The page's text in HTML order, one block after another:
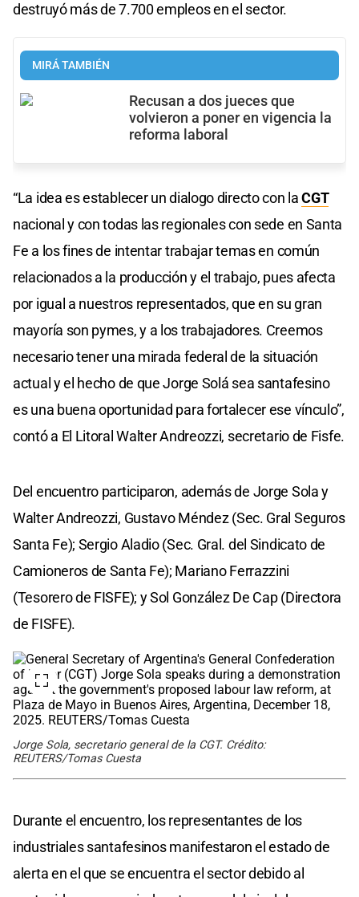
destruyó más de 7.700 empleos en el sector.
MIRÁ TAMBIÉN
Recusan a dos jueces que
volvieron a poner en vigencia la
reforma laboral
“La idea es establecer un dialogo directo con laCGT
nacional y con todas las regionales con sede en Santa
Fe a los fines de intentar trabajar temas en común
relacionados a la producción y el trabajo, pues afecta
por igual a nuestros representados, que en su gran
mayoría son pymes, y a los trabajadores. Creemos
necesario tener una mirada federal de la situación
actual y el hecho de que Jorge Solá sea santafesino
es una buena oportunidad para fortalecer ese vínculo”,
contó a El Litoral Walter Andreozzi, secretario de Fisfe.
Del encuentro participaron, además de Jorge Sola y
Walter Andreozzi, Gustavo Méndez (Sec. Gral Seguros
Santa Fe); Sergio Aladio (Sec. Gral. del Sindicato de
Camioneros de Santa Fe); Mariano Ferrazzini
(Tesorero de FISFE); y Sol González De Cap (Directora
de FISFE).
Jorge Sola, secretario general de la CGT. Crédito:
REUTERS/Tomas Cuesta
Durante el encuentro, los representantes de los
industriales santafesinos manifestaron el estado de
alerta en el que se encuentra el sector debido al